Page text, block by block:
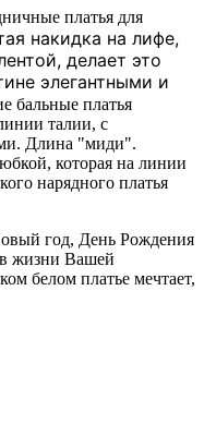
платья для
накидка на лифе,
делает это
элегантными и
бальные платья
талии, с
Длина "миди".
которая на линии
нарядного платья
год, День Рождения
жизни Вашей
белом платье мечтает,